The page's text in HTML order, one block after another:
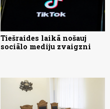
Tiešraides laikā nošauj
sociālo mediju zvaigzni